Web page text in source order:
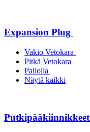
Expansion Plug
Vakio Vetokara
Pitkä Vetokara
Pallolla
Näytä kaikki
Putkipääkiinnikkeet